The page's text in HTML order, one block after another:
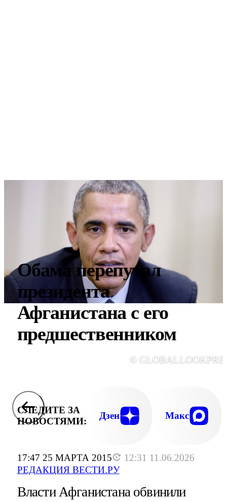
17:47 25 МАРТА 2015
12:31 11.06.2026
РЕДАКЦИЯ ВЕСТИ.РУ
Обама перепутал
президента
Афганистана с его
предшественником
©
СЛЕДИТЕ ЗА
НОВОСТЯМИ:
Дзен Макс
Власти Афганистана обвинили